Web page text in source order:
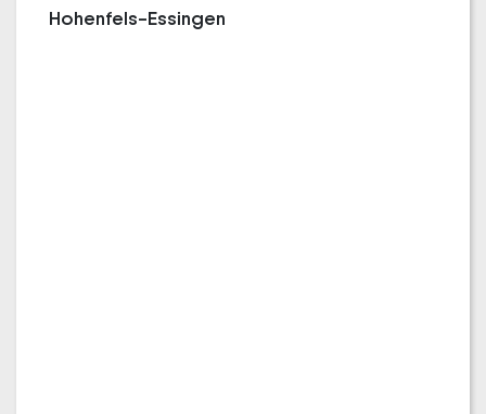
Hohenfels-Essingen